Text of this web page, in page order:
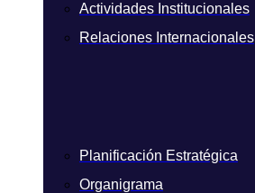
Actividades Institucionales
Relaciones Internacionales
Planificación Estratégica
Organigrama